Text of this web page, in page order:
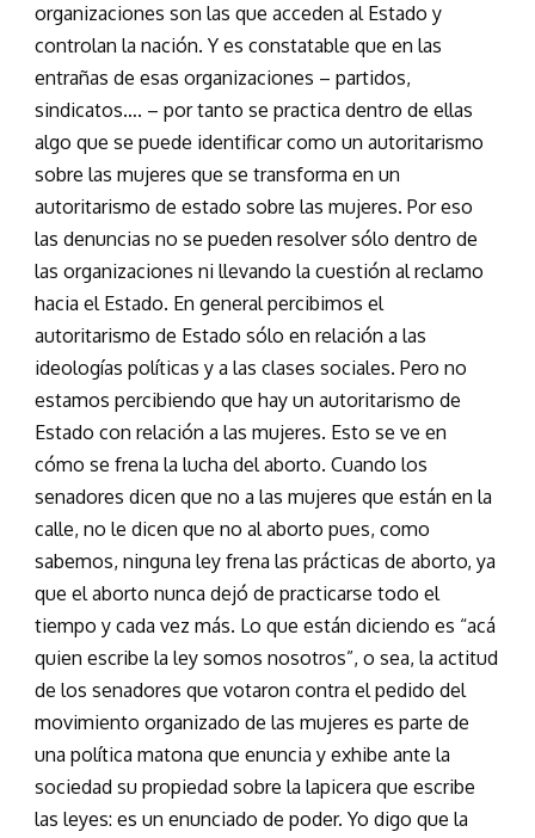
organizaciones son las que acceden al Estado y
controlan la nación. Y es constatable que en las
entrañas de esas organizaciones – partidos,
sindicatos…. – por tanto se practica dentro de ellas
algo que se puede identificar como un autoritarismo
sobre las mujeres que se transforma en un
autoritarismo de estado sobre las mujeres. Por eso
las denuncias no se pueden resolver sólo dentro de
las organizaciones ni llevando la cuestión al reclamo
hacia el Estado. En general percibimos el
autoritarismo de Estado sólo en relación a las
ideologías políticas y a las clases sociales. Pero no
estamos percibiendo que hay un autoritarismo de
Estado con relación a las mujeres. Esto se ve en
cómo se frena la lucha del aborto. Cuando los
senadores dicen que no a las mujeres que están en la
calle, no le dicen que no al aborto pues, como
sabemos, ninguna ley frena las prácticas de aborto, ya
que el aborto nunca dejó de practicarse todo el
tiempo y cada vez más. Lo que están diciendo es “acá
quien escribe la ley somos nosotros”, o sea, la actitud
de los senadores que votaron contra el pedido del
movimiento organizado de las mujeres es parte de
una política matona que enuncia y exhibe ante la
sociedad su propiedad sobre la lapicera que escribe
las leyes: es un enunciado de poder. Yo digo que la